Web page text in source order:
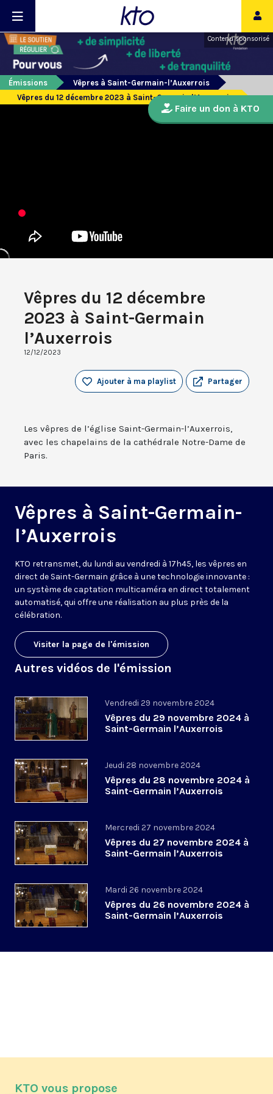
Contenu sponsorisé
Émissions
Vêpres à Saint-Germain-l’Auxerrois
Vêpres du 12 décembre 2023 à Saint-Germain l’Auxerrois
Vêpres du 12 décembre
2023 à Saint-Germain
l’Auxerrois
12/12/2023
Partager
Ajouter à ma playlist
Les vêpres de l’église Saint-Germain-l’Auxerrois,
avec les chapelains de la cathédrale Notre-Dame de
Paris.
Vêpres à Saint-Germain-
l’Auxerrois
KTO retransmet, du lundi au vendredi à 17h45, les vêpres en
direct de Saint-Germain grâce à une technologie innovante :
un système de captation multicaméra en direct totalement
automatisé, qui offre une réalisation au plus près de la
célébration.
Visiter la page de l'émission
Autres vidéos de l'émission
Vendredi 29 novembre 2024
Vêpres du 29 novembre 2024 à
Saint-Germain l’Auxerrois
Jeudi 28 novembre 2024
Vêpres du 28 novembre 2024 à
Saint-Germain l’Auxerrois
Mercredi 27 novembre 2024
Vêpres du 27 novembre 2024 à
Saint-Germain l’Auxerrois
Mardi 26 novembre 2024
Vêpres du 26 novembre 2024 à
Saint-Germain l’Auxerrois
Faire un don à KTO
KTO vous propose